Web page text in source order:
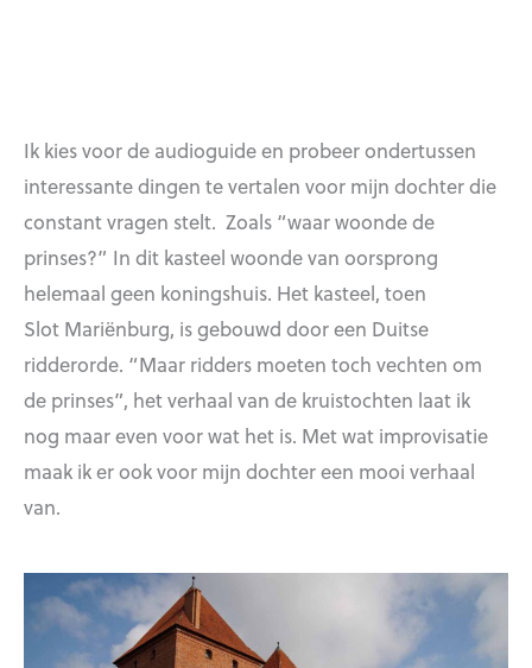
Ik kies voor de audioguide en probeer ondertussen
interessante dingen te vertalen voor mijn dochter die
constant vragen stelt. Zoals “waar woonde de
prinses?” In dit kasteel woonde van oorsprong
helemaal geen koningshuis. Het kasteel, toen
Slot Mariënburg, is gebouwd door een Duitse
ridderorde. “Maar ridders moeten toch vechten om
de prinses”, het verhaal van de kruistochten laat ik
nog maar even voor wat het is. Met wat improvisatie
maak ik er ook voor mijn dochter een mooi verhaal
van.